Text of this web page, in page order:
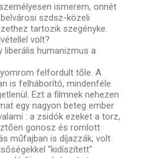
ismerem, onnét
szdsz-közeli
tartozik szegényke.
volt?
liberális humanizmus a
felfordult tőle. A
is felháborító, mindenféle
Ezt a filmnek nehezen
egy nagyon beteg ember
: a zsidók ezeket a torz,
gonosz és romlott
műfajban is díjazzák, volt
"kidíszített"